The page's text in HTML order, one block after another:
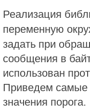
Реализация
переменную
задать при
сообщения в
использован
Приведем самые
значения порога.